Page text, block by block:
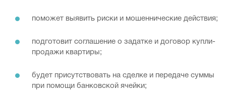
поможет выявить риски и мошеннические действия;
подготовит соглашение о задатке и договор купли-
продажи квартиры;
будет присутствовать на сделке и передаче суммы
при помощи банковской ячейки;